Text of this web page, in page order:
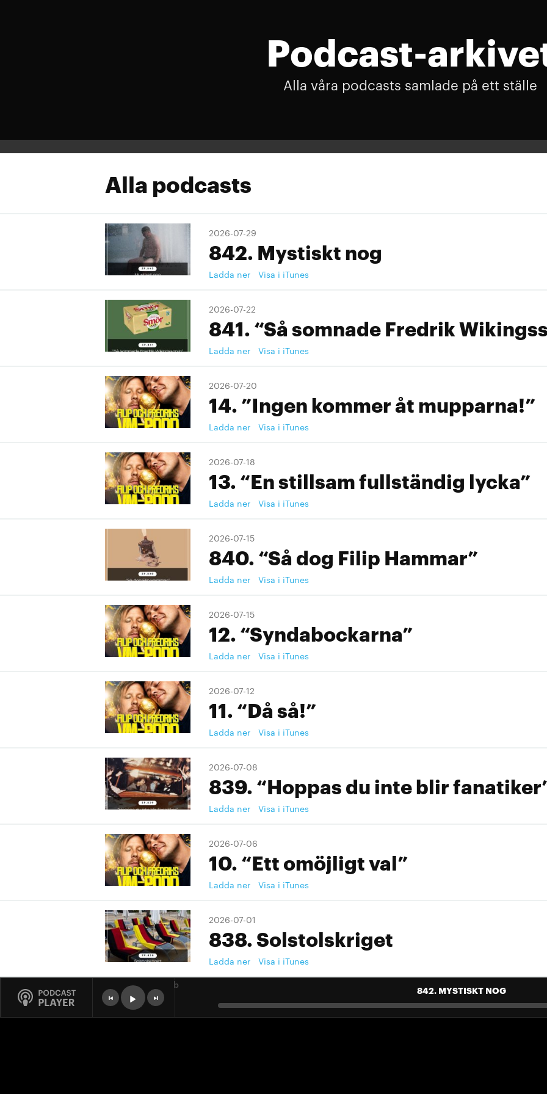
Podcast-
Alla våra podcasts samlade på ett ställe
Alla podcasts
2026-07-29
842. Mystiskt nog
Ladda ner Visa i iTunes
2026-07-22
841. “Så somnade Fredrik
Ladda ner Visa i iTunes
2026-07-20
14. ”Ingen kommer åt mupparna!”
Ladda ner Visa i iTunes
2026-07-18
13. “En stillsam fullständig lycka”
Ladda ner Visa i iTunes
2026-07-15
840. “Så dog Filip Hammar”
Ladda ner Visa i iTunes
2026-07-15
12. “Syndabockarna”
Ladda ner Visa i iTunes
2026-07-12
11. “Då så!”
Ladda ner Visa i iTunes
2026-07-08
839. “Hoppas du inte blir
Ladda ner Visa i iTunes
2026-07-06
10. “Ett omöjligt val”
Ladda ner Visa i iTunes
2026-07-01
838. Solstolskriget
Ladda ner Visa i iTunes
9. "Ett landslag att älska"
842. MYSTISKT NOG
b